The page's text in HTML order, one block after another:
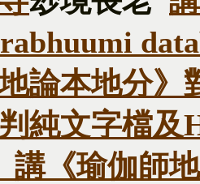
地論本地分
純文字檔
《瑜伽師